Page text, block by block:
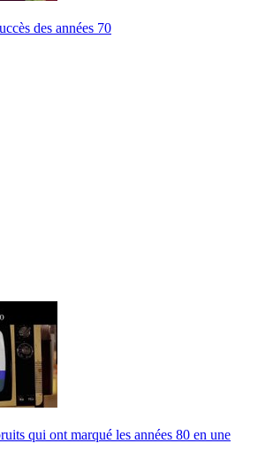
des années 70
qui ont marqué les années 80 en une